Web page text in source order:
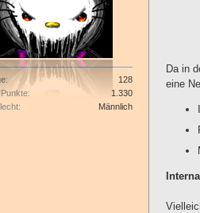
128
1.330
Männlich
Da in
eine